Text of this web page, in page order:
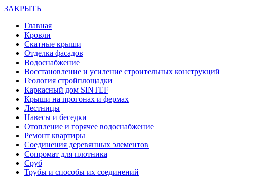
ЗАКРЫТЬ
Главная
Кровли
Скатные крыши
Отделка фасадов
Водоснабжение
Восстановление и усиление строительных конструкций
Геология стройплощадки
Каркасный дом SINTEF
Крыши на прогонах и фермах
Лестницы
Навесы и беседки
Отопление и горячее водоснабжение
Ремонт квартиры
Соединения деревянных элементов
Сопромат для плотника
Сруб
Трубы и способы их соединений